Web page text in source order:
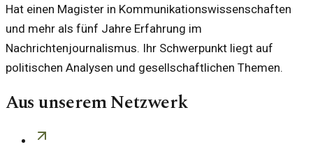
Hat einen Magister in Kommunikationswissenschaften
und mehr als fünf Jahre Erfahrung im
Nachrichtenjournalismus. Ihr Schwerpunkt liegt auf
politischen Analysen und gesellschaftlichen Themen.
Aus unserem Netzwerk